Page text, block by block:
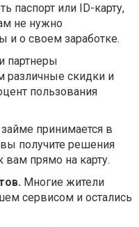
паспорт или ID-карту,
не нужно
и о своем заработке.
партнеры
различные скидки и
пользования
принимается в
получите решения
вам прямо на карту.
Многие жители
сервисом и остались